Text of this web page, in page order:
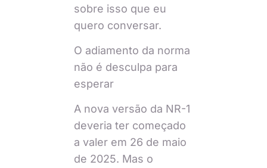
sobre isso que eu
quero conversar.
O adiamento da norma
não é desculpa para
esperar
A nova versão da NR-1
deveria ter começado
a valer em 26 de maio
de 2025. Mas o